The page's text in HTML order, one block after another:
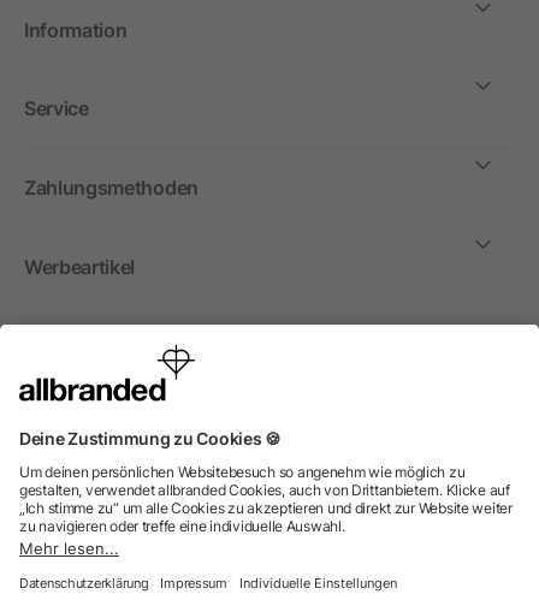
Information
Service
Zahlungsmethoden
Werbeartikel
International
Wir verkaufen Werbeartikel, Werbemittel und